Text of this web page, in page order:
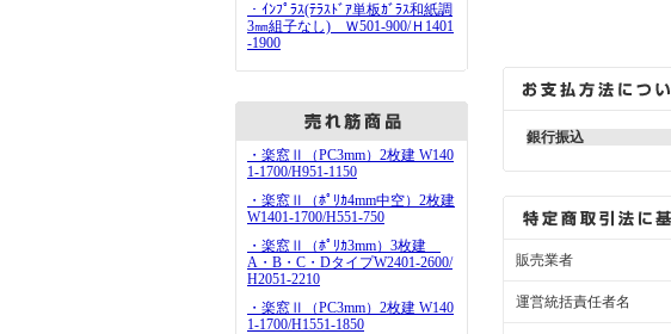
・ｲﾝﾌﾟﾗｽ(ﾃﾗｽﾄﾞｱ単板ｶﾞﾗｽ和紙調
3㎜組子なし) Ｗ501-900/Ｈ1401
-1900
・楽窓Ⅱ（PC3mm）2枚建 W140
1-1700/H951-1150
・楽窓Ⅱ（ﾎﾟﾘｶ4mm中空）2枚建
W1401-1700/H551-750
・楽窓Ⅱ（ﾎﾟﾘｶ3mm）3枚建
A・B・C・DタイプW2401-2600/
H2051-2210
・楽窓Ⅱ（PC3mm）2枚建 W140
1-1700/H1551-1850
銀行振込
販売業者
運営統括責任者名